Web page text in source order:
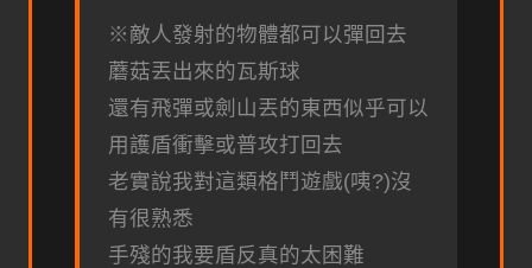
※敵人發射的物體都可以彈回去
蘑菇丟出來的瓦斯球
還有飛彈或劍山丟的東西似乎可以
用護盾衝擊或普攻打回去
老實說我對這類格鬥遊戲(咦?)沒
有很熟悉
手殘的我要盾反真的太困難